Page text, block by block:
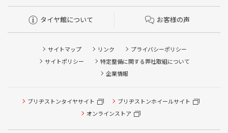
タイヤ館について お客様の声
サイトマップ リンク
プライバシーポリシー
サイトポリシー
特定整備に関する弊社取組について
企業情報
ブリヂストンタイヤサイト
ブリヂストンホイールサイト
オンラインストア
タイヤ点検・安全点検/タイヤ履き替え/オイル交換/その他
ピット作業の予約